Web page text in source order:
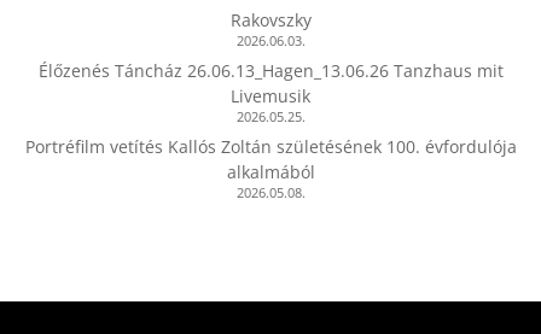
Rakovszky
2026.06.03.
Élőzenés Táncház 26.06.13_Hagen_13.06.26 Tanzhaus mit
Livemusik
2026.05.25.
Portréfilm vetítés Kallós Zoltán születésének 100. évfordulója
alkalmából
2026.05.08.